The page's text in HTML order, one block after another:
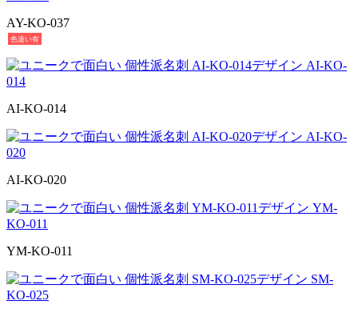
AY-KO-037
色違い有
AI-KO-014
AI-KO-020
YM-KO-011